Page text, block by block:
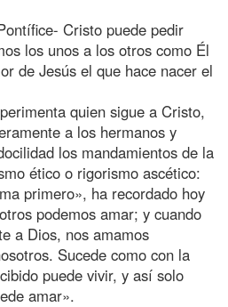
Cristo puede pedir
los unos a los otros como Él
de Jesús el que hace nacer el
quien sigue a Cristo,
a los hermanos y
los mandamientos de la
ético o rigorismo ascético:
primero», ha recordado hoy
podemos amar; y cuando
a Dios, nos amamos
Sucede como con la
puede vivir, y así solo
amar».